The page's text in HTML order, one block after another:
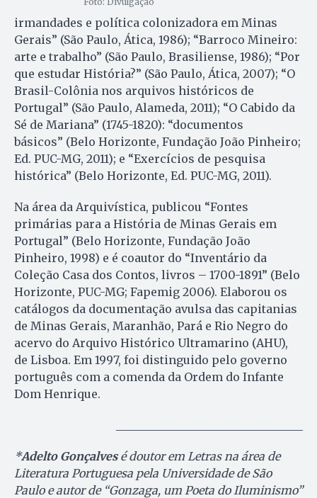
irmandades e política colonizadora em Minas
Gerais” (São Paulo, Ática, 1986); “Barroco Mineiro:
arte e trabalho” (São Paulo, Brasiliense, 1986); “Por
que estudar História?” (São Paulo, Ática, 2007); “O
Brasil-Colônia nos arquivos históricos de
Portugal” (São Paulo, Alameda, 2011); “O Cabido da
Sé de Mariana” (1745-1820): “documentos
básicos” (Belo Horizonte, Fundação João Pinheiro;
Ed. PUC-MG, 2011); e “Exercícios de pesquisa
histórica” (Belo Horizonte, Ed. PUC-MG, 2011).
Na área da Arquivística, publicou “Fontes
primárias para a História de Minas Gerais em
Portugal” (Belo Horizonte, Fundação João
Pinheiro, 1998) e é coautor do “Inventário da
Coleção Casa dos Contos, livros – 1700-1891” (Belo
Horizonte, PUC-MG; Fapemig 2006). Elaborou os
catálogos da documentação avulsa das capitanias
de Minas Gerais, Maranhão, Pará e Rio Negro do
acervo do Arquivo Histórico Ultramarino (AHU),
de Lisboa. Em 1997, foi distinguido pelo governo
português com a comenda da Ordem do Infante
Dom Henrique.
*Adelto Gonçalvesé doutor em Letras na área de
Literatura Portuguesa pela Universidade de São
Paulo e autor de “Gonzaga, um Poeta do Iluminismo”